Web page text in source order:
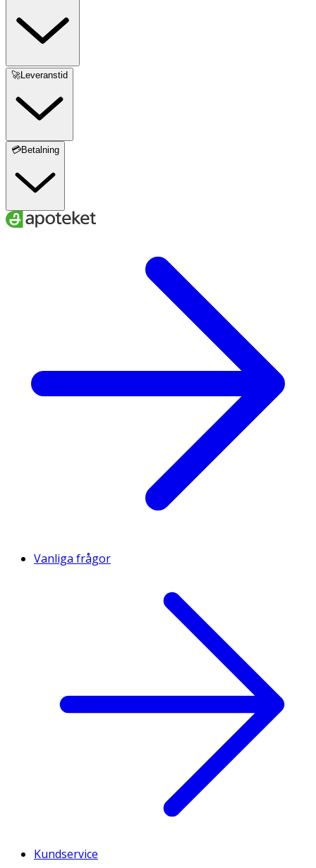
🚀Leveranstid
💳Betalning
Vanliga frågor
Kundservice